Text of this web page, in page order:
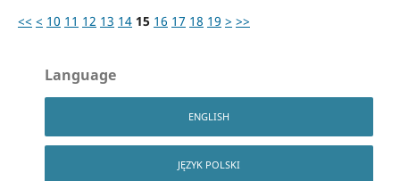
<< < 10 11 12 13 14 15 16 17 18 19 > >>
Language
ENGLISH
JĘZYK POLSKI